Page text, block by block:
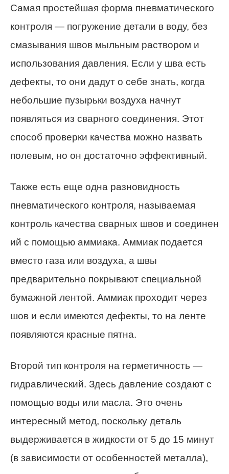
Самая простейшая форма пневматического
контроля — погружение детали в воду, без
смазывания швов мыльным раствором и
использования давления. Если у шва есть
дефекты, то они дадут о себе знать, когда
небольшие пузырьки воздуха начнут
появляться из сварного соединения. Этот
способ проверки качества можно назвать
полевым, но он достаточно эффективный.
Также есть еще одна разновидность
пневматического контроля, называемая
контроль качества сварных швов и соединен
ий с помощью аммиака. Аммиак подается
вместо газа или воздуха, а швы
предварительно покрывают специальной
бумажной лентой. Аммиак проходит через
шов и если имеются дефекты, то на ленте
появляются красные пятна.
Второй тип контроля на герметичность —
гидравлический. Здесь давление создают с
помощью воды или масла. Это очень
интересный метод, поскольку деталь
выдерживается в жидкости от 5 до 15 минут
(в зависимости от особенностей металла),